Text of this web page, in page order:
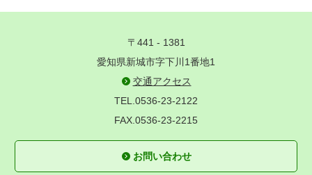
〒441 - 1381
愛知県新城市字下川1番地1
交通アクセス
TEL.0536-23-2122
FAX.0536-23-2215
お問い合わせ